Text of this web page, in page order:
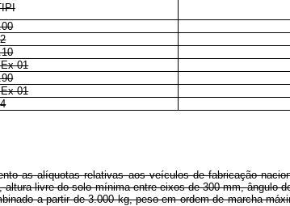
01
01
as alíquotas relativas aos veículos de fabricação
livre do solo mínima entre eixos de 300 mm, ângulo
a partir de 3.000 kg, peso em ordem de marcha